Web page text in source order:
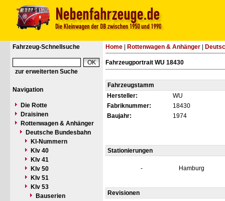
Fahrzeug-Schnellsuche
zur erweiterten Suche
Navigation
Die Rotte
Draisinen
Rottenwagen & Anhänger
Deutsche Bundesbahn
Kl-Nummern
Klv 40
Klv 41
Klv 50
Klv 51
Klv 53
Bauserien
Home Rottenwagen & Anhänger
Fahrzeugportrait WU 18430
Fahrzeugstamm
Hersteller:
WU
Fabriknummer:
18430
Baujahr:
1974
Stationierungen
- Hamburg
Revisionen